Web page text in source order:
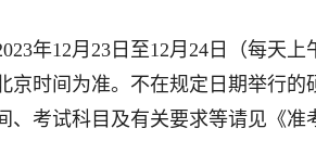
年12月23日至12月24日（每天上
京时间为准。不在规定日期举行
、考试科目及有关要求等请见《准